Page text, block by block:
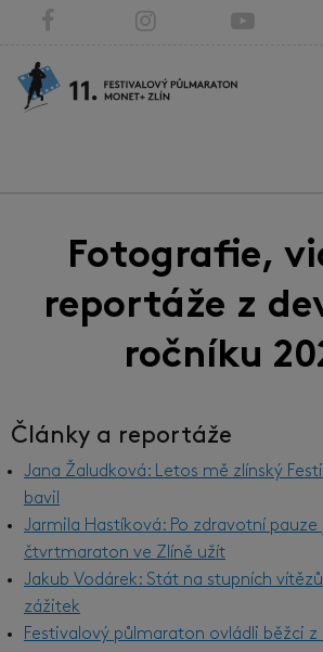
Fotografie,
reportáže z
ročníku
Články a reportáže
Jana Žaludková: Letos mě zlínský
bavil
Jarmila Hastíková: Po zdravotní
čtvrtmaraton ve Zlíně užít
Jakub Vodárek: Stát na stupních
zážitek
Festivalový půlmaraton ovládli běžci z